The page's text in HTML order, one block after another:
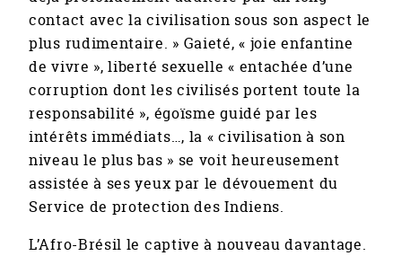
contact avec la civilisation sous son aspect le
plus rudimentaire. » Gaieté, « joie enfantine
de vivre », liberté sexuelle « entachée d’une
corruption dont les civilisés portent toute la
responsabilité », égoïsme guidé par les
intérêts immédiats…, la « civilisation à son
niveau le plus bas » se voit heureusement
assistée à ses yeux par le dévouement du
Service de protection des Indiens.
L’Afro-Brésil le captive à nouveau davantage.